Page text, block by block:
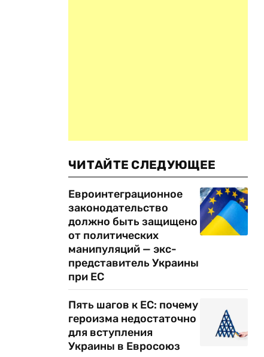
ЧИТАЙТЕ СЛЕДУЮЩЕЕ
Евроинтеграционное
законодательство
должно быть защищено
от политических
манипуляций — экс-
представитель Украины
при ЕС
Пять шагов к ЕС: почему
героизма недостаточно
для вступления
Украины в Евросоюз